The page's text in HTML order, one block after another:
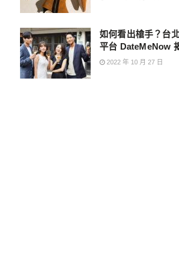
如何看出槍手？台
平台 DateMeNow
2022 年 10 月 27 日